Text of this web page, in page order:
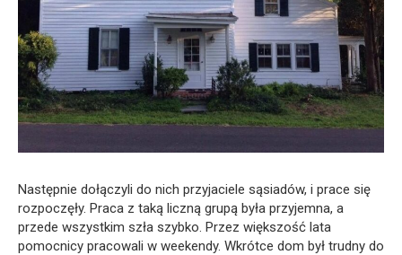
Następnie dołączyli do nich przyjaciele sąsiadów, i prace się
rozpoczęły. Praca z taką liczną grupą była przyjemna, a
przede wszystkim szła szybko. Przez większość lata
pomocnicy pracowali w weekendy. Wkrótce dom był trudny do